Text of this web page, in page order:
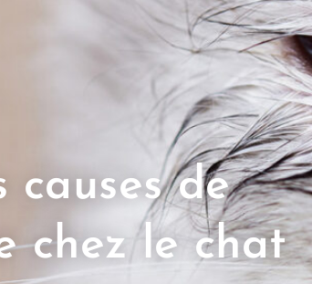
causes de
chez le chat